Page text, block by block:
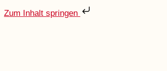
Zum Inhalt springen